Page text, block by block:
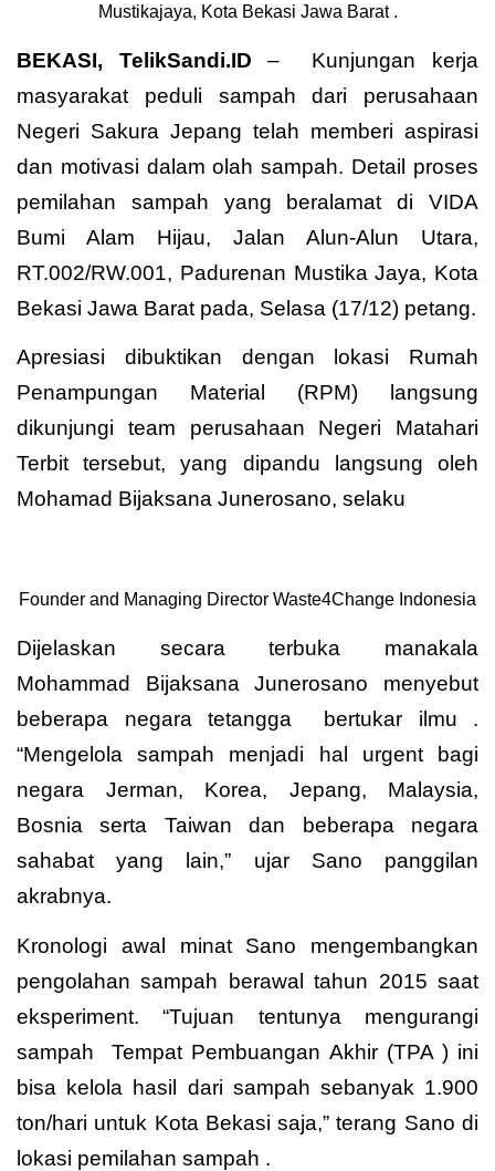
Mustikajaya, Kota Bekasi Jawa Barat .
BEKASI, TelikSandi.ID – Kunjungan kerja
masyarakat peduli sampah dari perusahaan
Negeri Sakura Jepang telah memberi aspirasi
dan motivasi dalam olah sampah. Detail proses
pemilahan sampah yang beralamat di VIDA
Bumi Alam Hijau, Jalan Alun-Alun Utara,
RT.002/RW.001, Padurenan Mustika Jaya, Kota
Bekasi Jawa Barat pada, Selasa (17/12) petang.
Apresiasi dibuktikan dengan lokasi Rumah
Penampungan Material (RPM) langsung
dikunjungi team perusahaan Negeri Matahari
Terbit tersebut, yang dipandu langsung oleh
Mohamad Bijaksana Junerosano, selaku
Founder and Managing Director Waste4Change Indonesia
Dijelaskan secara terbuka manakala
Mohammad Bijaksana Junerosano menyebut
beberapa negara tetangga bertukar ilmu .
“Mengelola sampah menjadi hal urgent bagi
negara Jerman, Korea, Jepang, Malaysia,
Bosnia serta Taiwan dan beberapa negara
sahabat yang lain,” ujar Sano panggilan
akrabnya.
Kronologi awal minat Sano mengembangkan
pengolahan sampah berawal tahun 2015 saat
eksperiment. “Tujuan tentunya mengurangi
sampah Tempat Pembuangan Akhir (TPA ) ini
bisa kelola hasil dari sampah sebanyak 1.900
ton/hari untuk Kota Bekasi saja,” terang Sano di
lokasi pemilahan sampah .